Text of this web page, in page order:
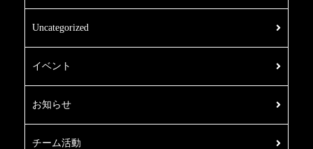
Uncategorized
イベント
お知らせ
チーム活動